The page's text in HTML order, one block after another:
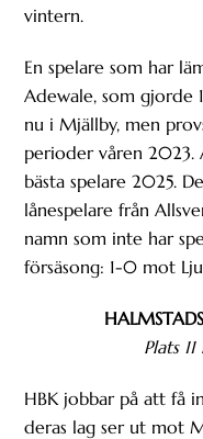
vintern.
En spelare som har
Adewale, som gjorde
nu i Mjällby, men
perioder våren 2023.
bästa spelare 2025.
lånespelare från
namn som inte har
försäsong: 1-0 mot
Plats
HBK jobbar på att få
deras lag ser ut mot